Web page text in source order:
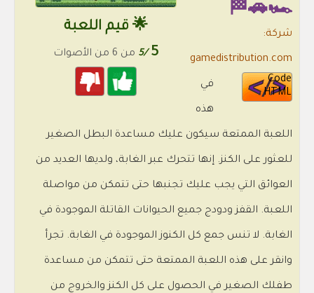
🌟 قيم اللعبة
5
/5 من 6 من الأصوات
🏎️🚗🏁
شركة:
gamedistribution.com
Code
HTML
في
هذه
اللعبة الممتعة سيكون عليك مساعدة البطل الصغير
للعثور على الكنز. إنها تتحرك عبر الغابة، ولديها العديد من
العوائق التي يجب عليك تجنبها حتى تتمكن من مواصلة
اللعبة. القفز ودودج جميع الحيوانات القاتلة الموجودة في
الغابة. لا تنس جمع كل الكنوز الموجودة في الغابة. تجرأ
وانقر على هذه اللعبة الممتعة حتى تتمكن من مساعدة
طفلك الصغير في الحصول على كل الكنز والخروج من